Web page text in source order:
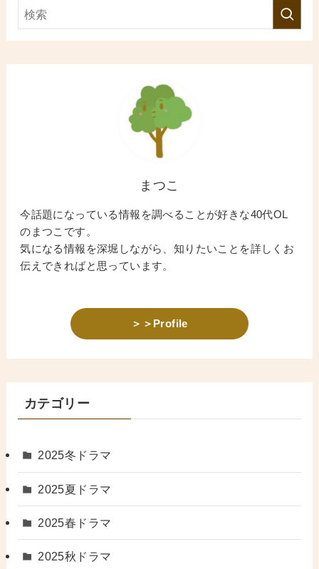
まつこ
今話題になっている情報を調べることが好きな40代OL
のまつこです。
気になる情報を深堀しながら、知りたいことを詳しくお
伝えできればと思っています。
＞＞Profile
カテゴリー
2025冬ドラマ
2025夏ドラマ
2025春ドラマ
2025秋ドラマ